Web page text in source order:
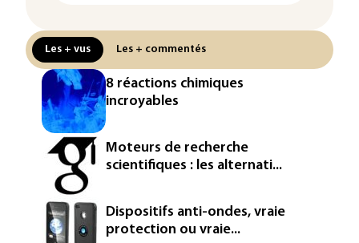
Les + vus Les + commentés
8 réactions chimiques
incroyables
Moteurs de recherche
scientifiques : les alternati...
Dispositifs anti-ondes, vraie
protection ou vraie...